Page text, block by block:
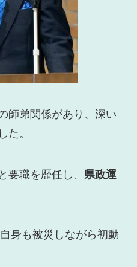
師弟関係があり、深い
た。
要職を歴任し、 県政運
身も被災しながら初動